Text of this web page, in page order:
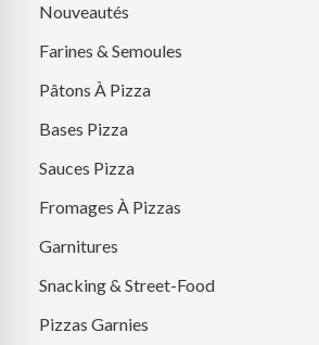
Nouveautés
Farines & Semoules
Pâtons À Pizza
Bases Pizza
Sauces Pizza
Fromages À Pizzas
Garnitures
Snacking & Street-Food
Pizzas Garnies